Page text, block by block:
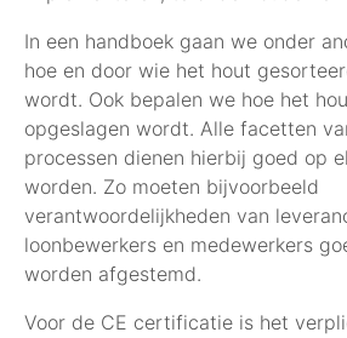
In een handboek gaan we onder
hoe en door wie het hout
wordt. Ook bepalen we hoe het
opgeslagen wordt. Alle facetten
processen dienen hierbij goed op
worden. Zo moeten bijvoorbeeld
verantwoordelijkheden van
loonbewerkers en medewerkers
worden afgestemd.
Voor de CE certificatie is het